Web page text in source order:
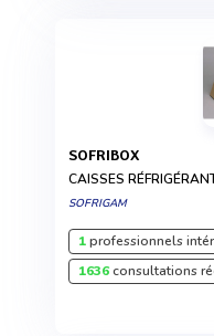
SOFRIBOX
CAISSES
SOFRIGAM
1professionnels
1636consultations